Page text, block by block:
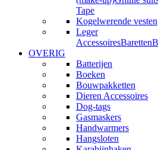
Tape
Kogelwerende vesten
Leger
AccessoiresBaretten
OVERIG
Batterijen
Boeken
Bouwpakketten
Dieren Accessoires
Dog-tags
Gasmaskers
Handwarmers
Hangsloten